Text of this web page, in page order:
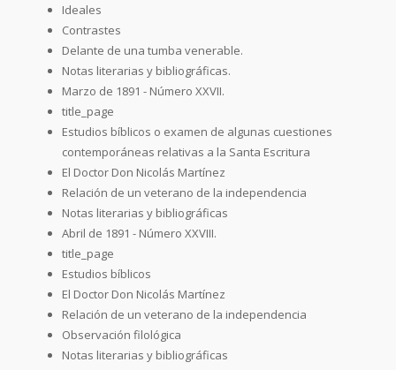
Ideales
Contrastes
Delante de una tumba venerable.
Notas literarias y bibliográficas.
Marzo de 1891 - Número XXVII.
title_page
Estudios bíblicos o examen de algunas cuestiones
contemporáneas relativas a la Santa Escritura
El Doctor Don Nicolás Martínez
Relación de un veterano de la independencia
Notas literarias y bibliográficas
Abril de 1891 - Número XXVIII.
title_page
Estudios bíblicos
El Doctor Don Nicolás Martínez
Relación de un veterano de la independencia
Observación filológica
Notas literarias y bibliográficas